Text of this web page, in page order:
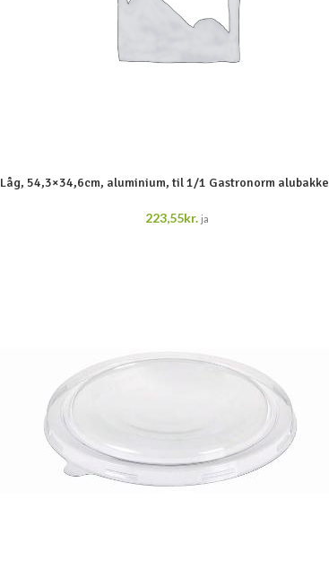
Låg, 54,3×34,6cm, aluminium, til 1/1 Gastronorm alubakke
223,55kr. ja